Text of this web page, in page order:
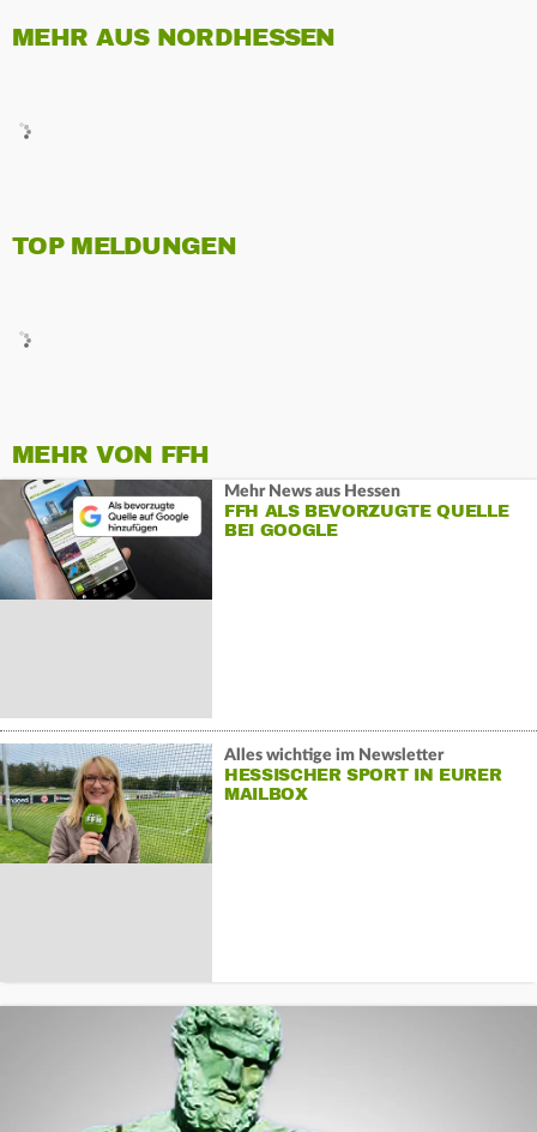
MEHR AUS NORDHESSEN
TOP MELDUNGEN
MEHR VON FFH
Mehr News aus Hessen
FFH ALS BEVORZUGTE QUELLE
BEI GOOGLE
Alles wichtige im Newsletter
HESSISCHER SPORT IN EURER
MAILBOX